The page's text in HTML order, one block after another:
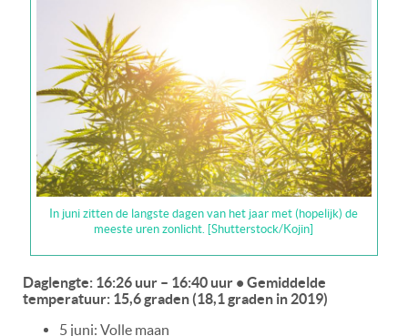
In juni zitten de langste dagen van het jaar met (hopelijk) de
meeste uren zonlicht. [Shutterstock/Kojin]
Daglengte: 16:26 uur – 16:40 uur • Gemiddelde
temperatuur: 15,6 graden (18,1 graden in 2019)
5 juni: Volle maan